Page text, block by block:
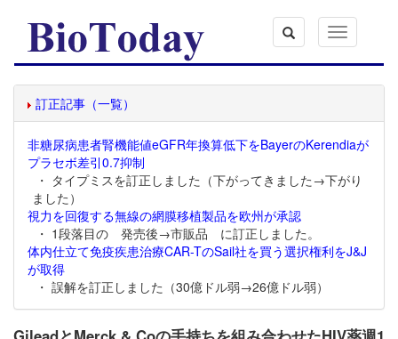
Toggle
navigation
訂正記事（一覧）
非糖尿病患者腎機能値eGFR年換算低下をBayerのKerendiaが
プラセボ差引0.7抑制
・ タイプミスを訂正しました（下がってきました→下がり
ました）
視力を回復する無線の網膜移植製品を欧州が承認
・ 1段落目の 発売後→市販品 に訂正しました。
体内仕立て免疫疾患治療CAR-TのSail社を買う選択権利をJ&J
が取得
・ 誤解を訂正しました（30億ドル弱→26億ドル弱）